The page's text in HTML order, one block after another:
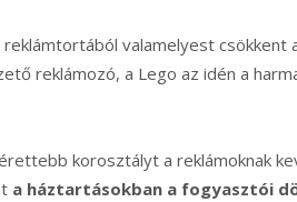
valamelyest csökkent
reklámozó, a Lego az idén a
korosztályt a reklámoknak
a háztartásokban a fogyasztói